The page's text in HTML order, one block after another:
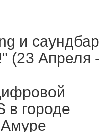
и саундбар
(23 Апреля -
в городе